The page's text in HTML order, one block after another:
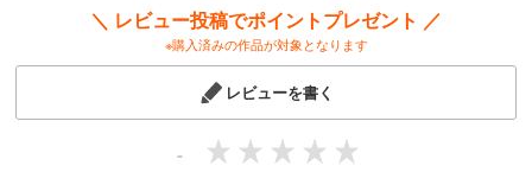
＼ レビュー投稿でポイントプレゼント ／
※購入済みの作品が対象となります
レビューを書く
-